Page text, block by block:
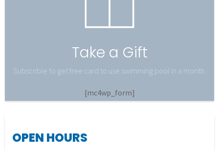
Take a Gift
Subscrible to get free card to use swimming pool in a month.
[mc4wp_form]
OPEN HOURS